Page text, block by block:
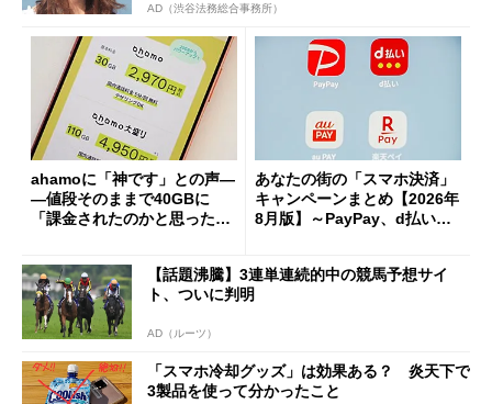
AD（渋谷法務総合事務所）
ahamoに「神です」との声―
―値段そのままで40GBに
「課金されたのかと思った」
あなたの街の「スマホ決済」
キャンペーンまとめ【2026年
8月版】～PayPay、d払い、a
【話題沸騰】3連単連続的中の競馬予想サイ
ト、ついに判明
AD（ルーツ）
「スマホ冷却グッズ」は効果ある？ 炎天下で
3製品を使って分かったこと